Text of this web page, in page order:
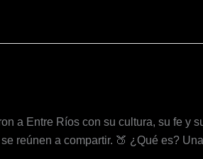
a Entre Ríos con su cultura, su fe y
reúnen a compartir. 🍑 ¿Qué es?